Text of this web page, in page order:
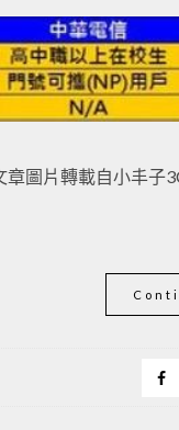
圖片轉載自小丰子